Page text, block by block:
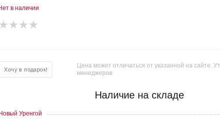
в наличии
Хочу в подарок!
Цена может отличаться от указанной на сайте.
менеджеров
Наличие на складе
Новый Уренгой